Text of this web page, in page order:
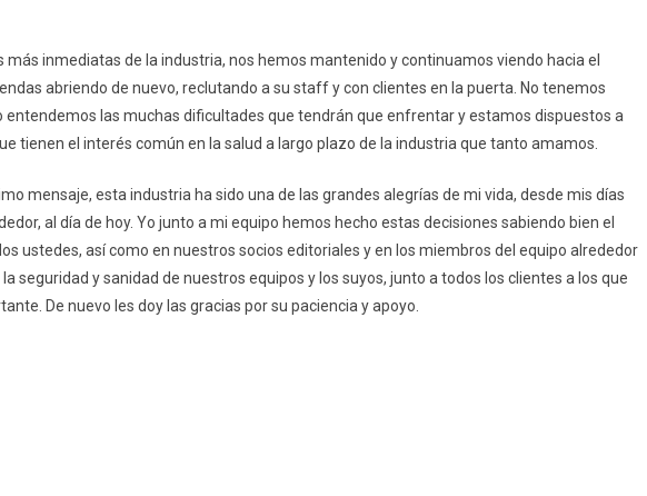
más inmediatas de la industria, nos hemos mantenido y continuamos viendo hacia el
abriendo de nuevo, reclutando a su staff y con clientes en la puerta. No tenemos
entendemos las muchas dificultades que tendrán que enfrentar y estamos dispuestos a
tienen el interés común en la salud a largo plazo de la industria que tanto amamos.
mensaje, esta industria ha sido una de las grandes alegrías de mi vida, desde mis días
al día de hoy. Yo junto a mi equipo hemos hecho estas decisiones sabiendo bien el
ustedes, así como en nuestros socios editoriales y en los miembros del equipo alrededor
seguridad y sanidad de nuestros equipos y los suyos, junto a todos los clientes a los que
De nuevo les doy las gracias por su paciencia y apoyo.